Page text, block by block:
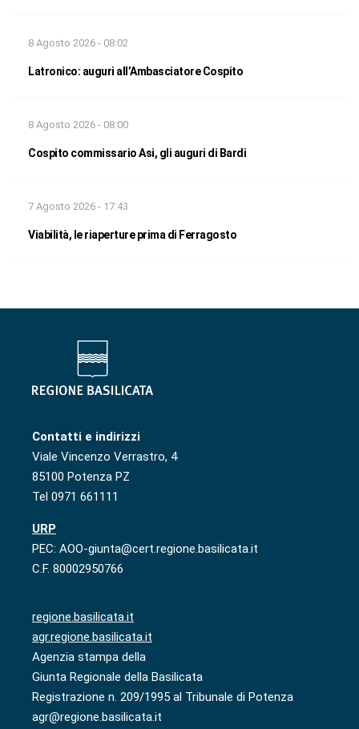
8 Agosto 2026 - 08:02
Latronico: auguri all’Ambasciatore Cospito
8 Agosto 2026 - 08:00
Cospito commissario Asi, gli auguri di Bardi
7 Agosto 2026 - 17:43
Viabilità, le riaperture prima di Ferragosto
Contatti e indirizzi
Viale Vincenzo Verrastro, 4
85100 Potenza PZ
Tel 0971 661111
URP
PEC: AOO-giunta@cert.regione.basilicata.it
C.F. 80002950766
regione.basilicata.it
agr.regione.basilicata.it
Agenzia stampa della
Giunta Regionale della Basilicata
Registrazione n. 209/1995 al Tribunale di Potenza
agr@regione.basilicata.it